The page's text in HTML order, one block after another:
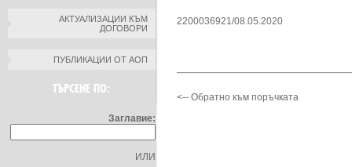
АКТУАЛИЗАЦИИ КЪМ
ДОГОВОРИ
ПУБЛИКАЦИИ ОТ АОП
ТЪРСЕНЕ ПО:
Заглавие:
ИЛИ
2200036921/08.05.2020
<-- Обратно към поръчката